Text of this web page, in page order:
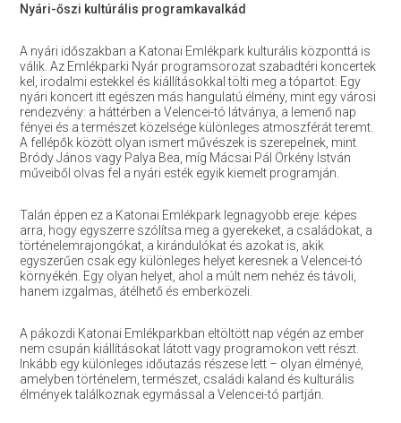
Nyári-őszi kultúrális programkavalkád
A nyári időszakban a Katonai Emlékpark kulturális központtá is
válik. Az Emlékparki Nyár programsorozat szabadtéri koncertek
kel, irodalmi estekkel és kiállításokkal tölti meg a tópartot. Egy
nyári koncert itt egészen más hangulatú élmény, mint egy városi
rendezvény: a háttérben a Velencei-tó látványa, a lemenő nap
fényei és a természet közelsége különleges atmoszférát teremt.
A fellépők között olyan ismert művészek is szerepelnek, mint
Bródy János vagy Palya Bea, míg Mácsai Pál Örkény István
műveiből olvas fel a nyári esték egyik kiemelt programján.
Talán éppen ez a Katonai Emlékpark legnagyobb ereje: képes
arra, hogy egyszerre szólítsa meg a gyerekeket, a családokat, a
történelemrajongókat, a kirándulókat és azokat is, akik
egyszerűen csak egy különleges helyet keresnek a Velencei-tó
környékén. Egy olyan helyet, ahol a múlt nem nehéz és távoli,
hanem izgalmas, átélhető és emberközeli.
A pákozdi Katonai Emlékparkban eltöltött nap végén az ember
nem csupán kiállításokat látott vagy programokon vett részt.
Inkább egy különleges időutazás részese lett – olyan élményé,
amelyben történelem, természet, családi kaland és kulturális
élmények találkoznak egymással a Velencei-tó partján.